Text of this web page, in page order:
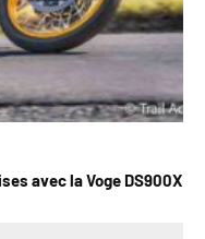
avec la Voge DS900X